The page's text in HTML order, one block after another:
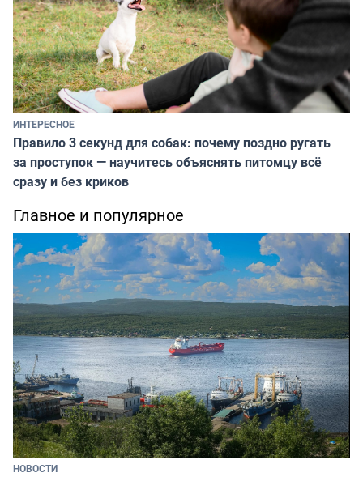
ИНТЕРЕСНОЕ
Правило 3 секунд для собак: почему поздно ругать
за проступок — научитесь объяснять питомцу всё
сразу и без криков
Главное и популярное
НОВОСТИ